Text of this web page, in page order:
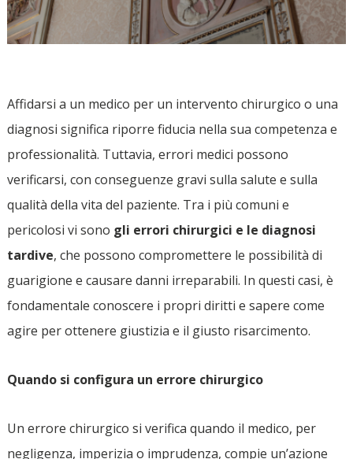
Affidarsi a un medico per un intervento chirurgico o una
diagnosi significa riporre fiducia nella sua competenza e
professionalità. Tuttavia, errori medici possono
verificarsi, con conseguenze gravi sulla salute e sulla
qualità della vita del paziente. Tra i più comuni e
pericolosi vi sono gli errori chirurgici e le diagnosi
tardive, che possono compromettere le possibilità di
guarigione e causare danni irreparabili. In questi casi, è
fondamentale conoscere i propri diritti e sapere come
agire per ottenere giustizia e il giusto risarcimento.
Quando si configura un errore chirurgico
Un errore chirurgico si verifica quando il medico, per
negligenza, imperizia o imprudenza, compie un’azione